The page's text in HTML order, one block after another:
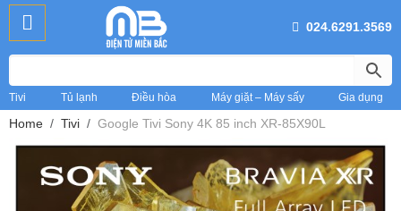
024.6291.3569
Tivi Tủ lạnh Điều hòa Máy giặt – Máy sấy Gia dụng
Home Tivi Google Tivi Sony 4K 85 inch XR-85X90L